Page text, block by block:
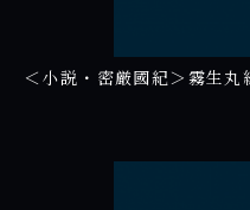
＜小説・密厳國紀＞霧生丸